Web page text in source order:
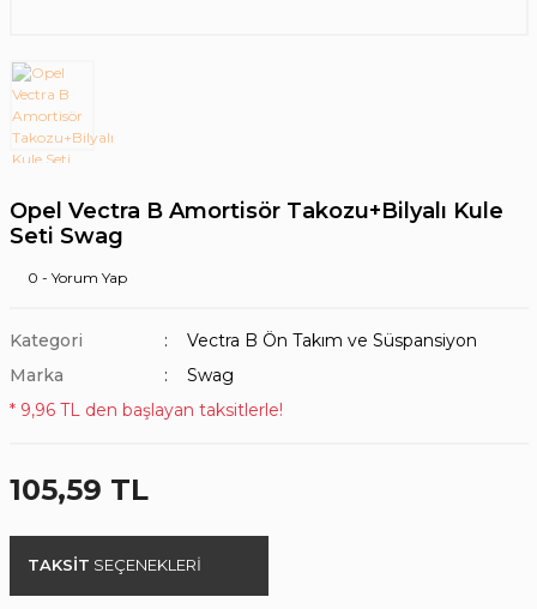
Opel Vectra B Amortisör Takozu+Bilyalı Kule
Seti Swag
0 - Yorum Yap
Kategori
Vectra B Ön Takım ve Süspansiyon
Marka
Swag
* 9,96 TL den başlayan taksitlerle!
105,59 TL
TAKSİT SEÇENEKLERİ